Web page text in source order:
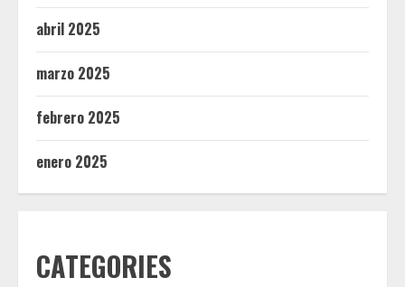
abril 2025
marzo 2025
febrero 2025
enero 2025
CATEGORIES